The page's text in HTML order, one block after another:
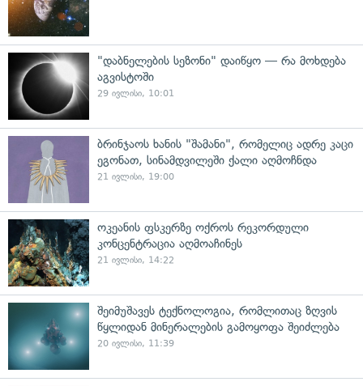
"დაბნელების სეზონი" დაიწყო — რა მოხდება
აგვისტოში
29 ივლისი, 10:01
ბრინჯაოს ხანის "შამანი", რომელიც ადრე კაცი
ეგონათ, სინამდვილეში ქალი აღმოჩნდა
21 ივლისი, 19:00
ოკეანის ფსკერზე ოქროს რეკორდული
კონცენტრაცია აღმოაჩინეს
21 ივლისი, 14:22
შეიმუშავეს ტექნოლოგია, რომლითაც ზღვის
წყლიდან მინერალების გამოყოფა შეიძლება
20 ივლისი, 11:39